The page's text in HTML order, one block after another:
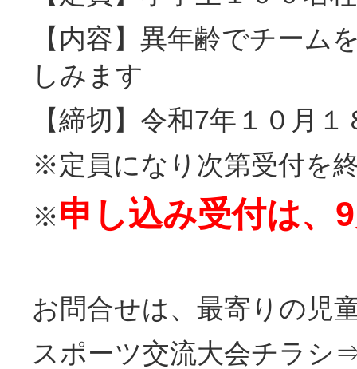
【内容】異年齢でチーム
しみます
【締切】令和7年１０月
※定員になり次第受付を
※申し込み受付は、
お問合せは、最寄りの児
スポーツ交流大会チラシ